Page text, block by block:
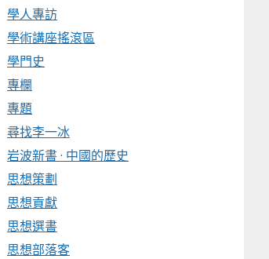
學人專訪
學術講座搖滾區
學門史
專欄
專題
尋找李一冰
岩波新書 · 中國的歷史
思想策劃
思想貢獻
思想選書
思想部落客